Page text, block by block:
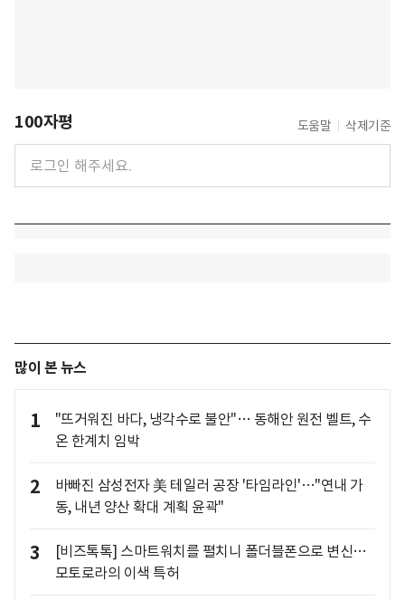
100자평 도움말 삭제기준
많이 본 뉴스
1
"뜨거워진 바다, 냉각수로 불안"… 동해안 원전 벨트, 수
온 한계치 임박
2
바빠진 삼성전자 美 테일러 공장 '타임라인'…"연내 가
동, 내년 양산 확대 계획 윤곽"
3
[비즈톡톡] 스마트워치를 펼치니 폴더블폰으로 변신…
모토로라의 이색 특허